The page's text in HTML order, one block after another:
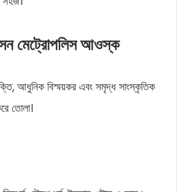
মেট্রোপলিস আওস্ক
আধুনিক বিস্ময়কর এবং সমৃদ্ধ সাংস্কৃতিক
তোলা।